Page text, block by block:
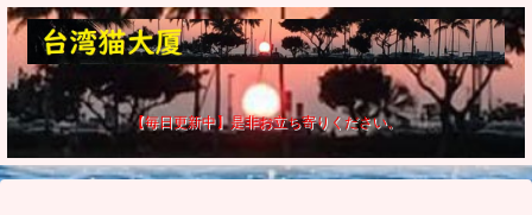
【毎日更新中】是非お立ち寄りください。